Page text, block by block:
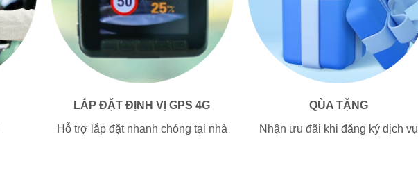
LẮP ĐẶT ĐỊNH VỊ GPS 4G
Hỗ trợ lắp đặt nhanh chóng tại nhà
QÙA TẶNG
Nhận ưu đãi khi đăng ký dịch vụ